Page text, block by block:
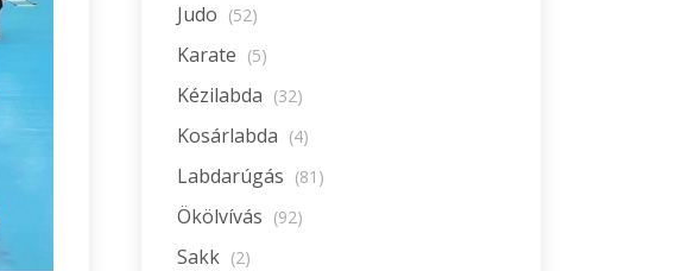
Judo (52)
Karate (5)
Kézilabda (32)
Kosárlabda (4)
Labdarúgás (81)
Ökölvívás (92)
Sakk (2)